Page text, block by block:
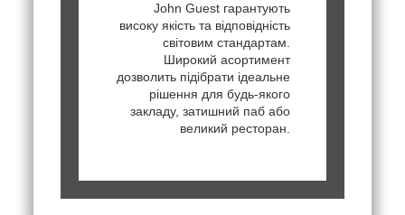
John Guest гарантують
високу якість та відповідність
світовим стандартам.
Широкий асортимент
дозволить підібрати ідеальне
рішення для будь-якого
закладу, затишний паб або
великий ресторан.